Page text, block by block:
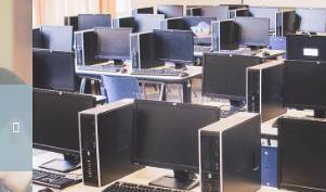
Carregando galeria...